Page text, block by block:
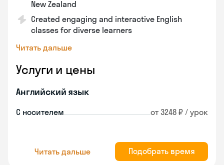
New Zealand
Created engaging and interactive English
classes for diverse learners
Читать дальше
Услуги и цены
Английский язык
С носителем от 3248 ₽ / урок
Читать дальше Подобрать время